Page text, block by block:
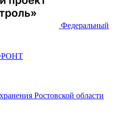
Федеральный
Ростовской области